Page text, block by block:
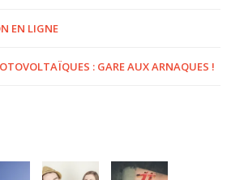
EN LIGNE
: GARE AUX ARNAQUES !